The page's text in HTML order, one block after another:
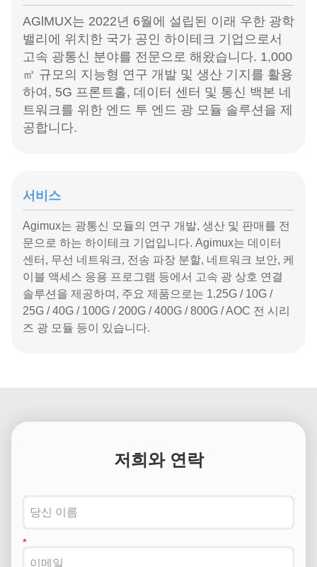
AGlMUX는 2022년 6월에 설립된 이래 우한 광학
밸리에 위치한 국가 공인 하이테크 기업으로서
고속 광통신 분야를 전문으로 해왔습니다. 1,000
㎡ 규모의 지능형 연구 개발 및 생산 기지를 활용
하여, 5G 프론트홀, 데이터 센터 및 통신 백본 네
트워크를 위한 엔드 투 엔드 광 모듈 솔루션을 제
공합니다.
서비스
Agimux는 광통신 모듈의 연구 개발, 생산 및 판매를 전
문으로 하는 하이테크 기업입니다. Agimux는 데이터
센터, 무선 네트워크, 전송 파장 분할, 네트워크 보안, 케
이블 액세스 응용 프로그램 등에서 고속 광 상호 연결
솔루션을 제공하며, 주요 제품으로는 1.25G / 10G /
25G / 40G / 100G / 200G / 400G / 800G / AOC 전 시리
즈 광 모듈 등이 있습니다.
저희와 연락